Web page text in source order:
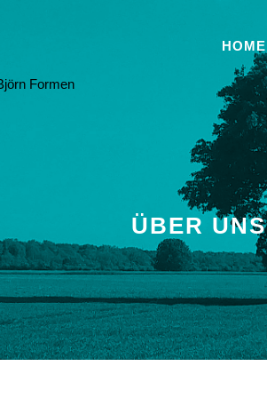
Formen
HOME
ÜBER UNS